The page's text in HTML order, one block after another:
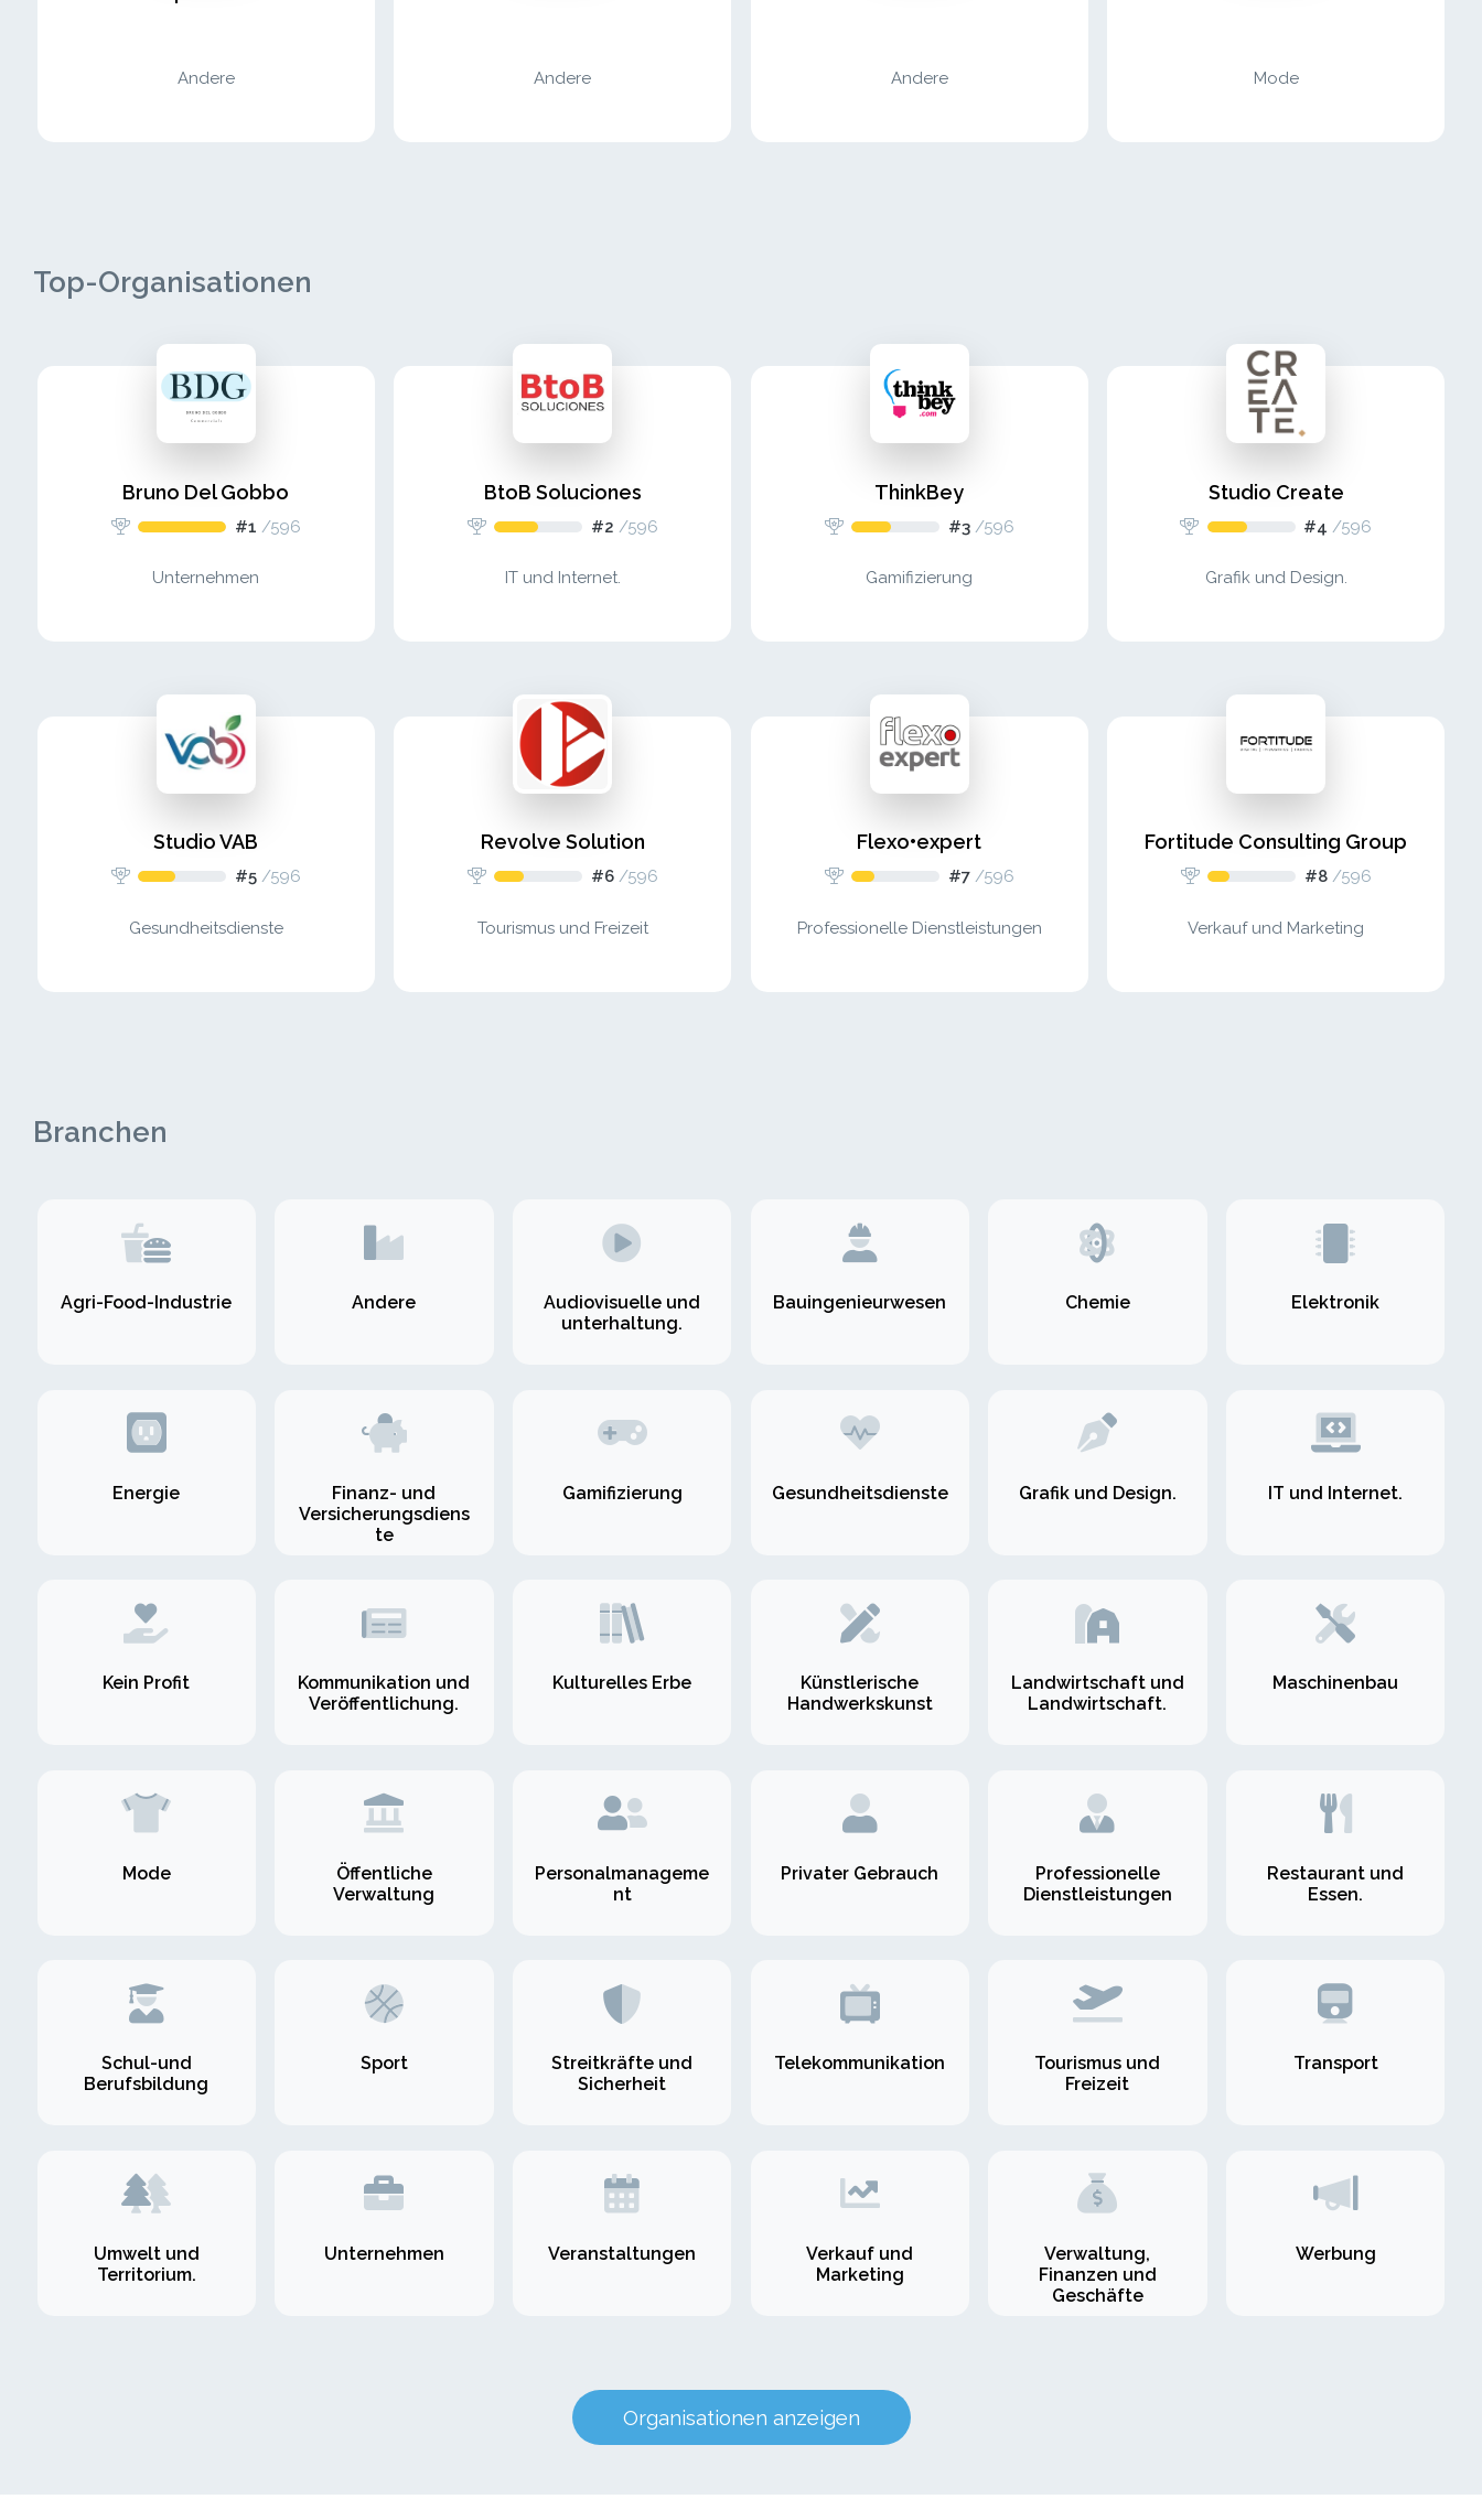
Andere Andere Andere Mode
Top-Organisationen
Bruno Del Gobbo
#1 /596
Unternehmen
BtoB Soluciones
#2 /596
IT und Internet.
ThinkBey
#3/596
Gamifizierung
Studio Create
#4 /596
Grafik und Design.
Studio VAB
#5/596
Gesundheitsdienste
Revolve Solution
#6/596
Tourismus und Freizeit
Flexo•expert
#7/596
Professionelle Dienstleistungen
Fortitude Consulting Group
#8/596
Verkauf und Marketing
Branchen
Agri-Food-Industrie Andere
Audiovisuelle und
unterhaltung.
Bauingenieurwesen Chemie Elektronik
Energie
Finanz- und
Versicherungsdiens
te
Gamifizierung Gesundheitsdienste Grafik und Design. IT und Internet.
Kein Profit
Kommunikation und
Veröffentlichung.
Kulturelles Erbe
Künstlerische
Handwerkskunst
Landwirtschaft und
Landwirtschaft.
Maschinenbau
Mode
Öffentliche
Verwaltung
Personalmanageme
nt
Privater Gebrauch
Professionelle
Dienstleistungen
Restaurant und
Essen.
Schul-und
Berufsbildung
Sport
Streitkräfte und
Sicherheit
Telekommunikation
Tourismus und
Freizeit
Transport
Umwelt und
Territorium.
Unternehmen Veranstaltungen
Verkauf und
Marketing
Verwaltung,
Finanzen und
Geschäfte
Werbung
Organisationen anzeigen